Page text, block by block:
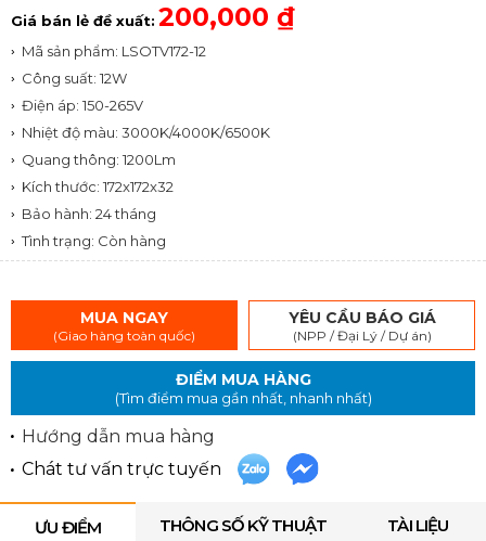
Giá bán lẻ đề xuất: 200,000 ₫
Mã sản phẩm: LSOTV172-12
Công suất: 12W
Điện áp: 150-265V
Nhiệt độ màu: 3000K/4000K/6500K
Quang thông: 1200Lm
Kích thước: 172x172x32
Bảo hành: 24 tháng
Tình trạng: Còn hàng
MUA NGAY
(Giao hàng toàn quốc)
YÊU CẦU BÁO GIÁ
(NPP / Đại Lý / Dự án)
ĐIỂM MUA HÀNG
(Tìm điểm mua gần nhất, nhanh nhất)
Hướng dẫn mua hàng
Chát tư vấn trực tuyến
ƯU ĐIỂM THÔNG SỐ KỸ THUẬT TÀI LIỆU